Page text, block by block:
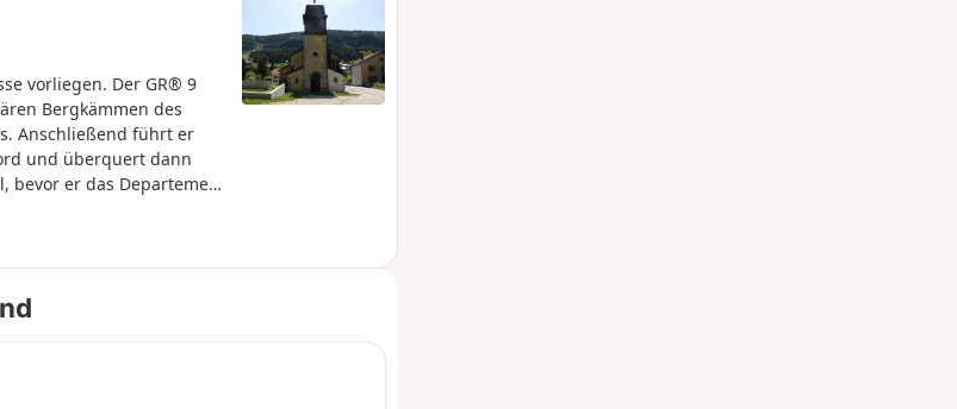
vorliegen. Der GR® 9
Bergkämmen des
Anschließend führt er
und überquert dann
bevor er das Departement
Jura, für das besondere
Zelten. Bitte halten Sie